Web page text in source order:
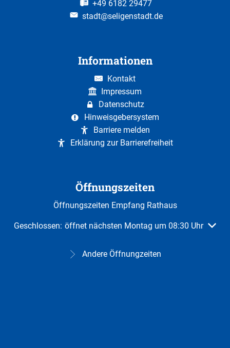
+49 6182 29477
stadt@seligenstadt.de
Informationen
Kontakt
Impressum
Datenschutz
Hinweisgebersystem
Barriere melden
Erklärung zur Barrierefreiheit
Öffnungszeiten
Öffnungszeiten Empfang Rathaus
Klicken, um weitere Öffnungs- oder Schließzeiten
Geschlossen: öffnet nächsten Montag um 08:30 Uhr
Andere Öffnungzeiten